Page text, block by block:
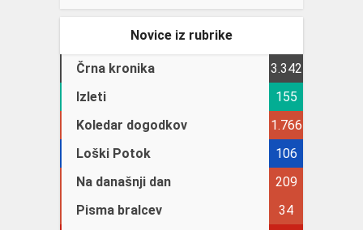
Novice iz rubrike
Črna kronika
3.342
Izleti
155
Koledar dogodkov
1.766
Loški Potok
106
Na današnji dan
209
Pisma bralcev
34